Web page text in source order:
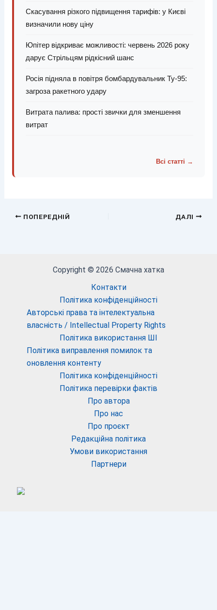
Скасування різкого підвищення тарифів: у Києві
визначили нову ціну
Юпітер відкриває можливості: червень 2026 року
дарує Стрільцям рідкісний шанс
Росія підняла в повітря бомбардувальник Ту-95:
загроза ракетного удару
Витрата палива: прості звички для зменшення
витрат
Всі статті →
ПОПЕРЕДНІЙ ДАЛІ
Copyright © 2026 Смачна хатка
Контакти
Політика конфіденційності
Авторські права та інтелектуальна
власність / Intellectual Property Rights
Політика використання ШІ
Політика виправлення помилок та
оновлення контенту
Політика конфіденційності
Політика перевірки фактів
Про автора
Про нас
Про проєкт
Редакційна політика
Умови використання
Партнери